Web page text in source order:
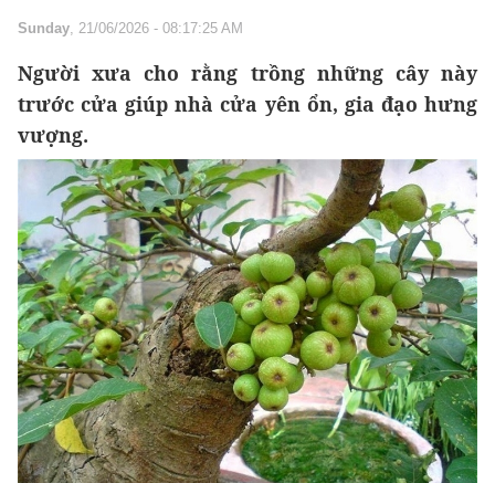
Sunday, 21/06/2026 - 08:17:25 AM
Người xưa cho rằng trồng những cây này
trước cửa giúp nhà cửa yên ổn, gia đạo hưng
vượng.